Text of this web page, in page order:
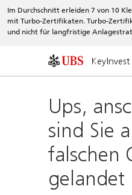
Im Durchschnitt erleiden 7 von 10
mit Turbo-Zertifikaten. Turbo-
und nicht für langfristige
KeyInvest
Ups,
sind Sie
falschen
gelandet